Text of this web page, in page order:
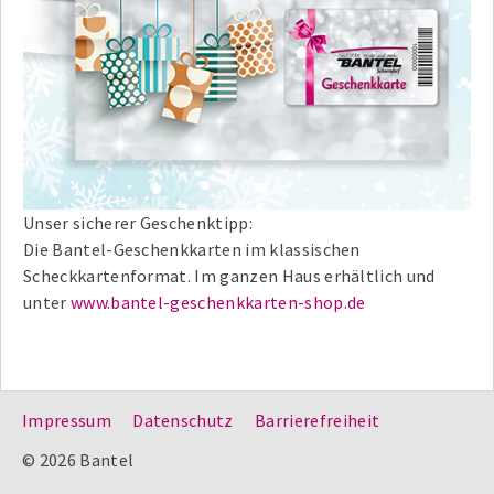
Unser sicherer Geschenktipp:
Die Bantel-Geschenkkarten im klassischen
Scheckkartenformat. Im ganzen Haus erhältlich und
unter www.bantel-geschenkkarten-shop.de
Impressum Datenschutz
Barrierefreiheit
© 2026 Bantel